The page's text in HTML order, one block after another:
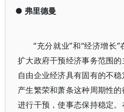
● 弗里德曼
“充分就业”和“经济增长
扩大政府干预经济事务范围
自由企业经济具有固有的不
产生繁荣和萧条这种周期性
进行干预，使事态保持稳定